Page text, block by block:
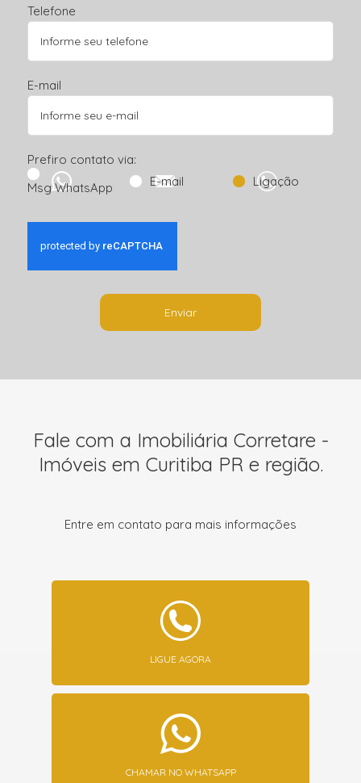
Telefone
E-mail
Prefiro contato via:
Msg WhatsApp
E-mail Ligação
Enviar
Fale com a Imobiliária Corretare -
Imóveis em Curitiba PR e região.
Entre em contato para mais informações
LIGUE AGORA
CHAMAR NO WHATSAPP